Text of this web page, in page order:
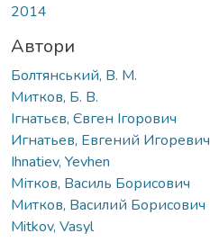
2014
Автори
Болтянський, В. М.
Митков, Б. В.
Ігнатьєв, Євген Ігорович
Игнатьев, Евгений Игоревич
Ihnatiev, Yevhen
Мітков, Василь Борисович
Митков, Василий Борисович
Mitkov, Vasyl